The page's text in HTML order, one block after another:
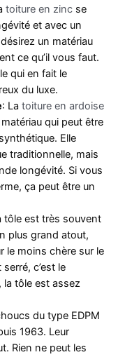
toiture en zincse
et avec un
un matériau
ce qu’il vous faut.
qui en fait le
du luxe.
: La toiture en ardoise
qui peut être
Elle
traditionnelle, mais
longévité. Si vous
ça peut être un
tôle est très souvent
plus grand atout,
le moins chère sur le
c’est le
la tôle est assez
du type EDPM
1963. Leur
Rien ne peut les